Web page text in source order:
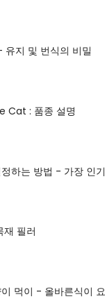
지 및 번식의 비밀
Cat : 품종 설명
하는 방법 - 가장 인
재 필러
먹이 - 올바른식이